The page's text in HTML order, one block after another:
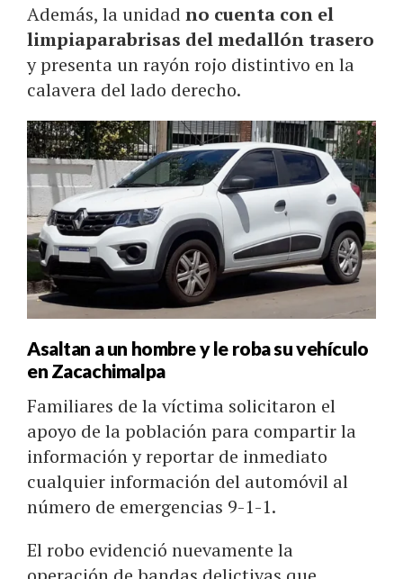
Además, la unidad no cuenta con el
limpiaparabrisas del medallón trasero
y presenta un rayón rojo distintivo en la
calavera del lado derecho.
Asaltan a un hombre y le roba su vehículo
en Zacachimalpa
Familiares de la víctima solicitaron el
apoyo de la población para compartir la
información y reportar de inmediato
cualquier información del automóvil al
número de emergencias 9-1-1.
El robo evidenció nuevamente la